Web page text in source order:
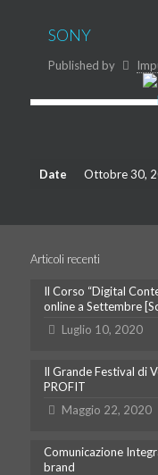
SONY
Published by
Date Ottobre 30,
Articoli recenti
Il Corso “Digital
online a Settembre
Luglio 10, 2020
Il Grande Festival di
PROFIT
Maggio 22, 2020
Comunicazione
brand